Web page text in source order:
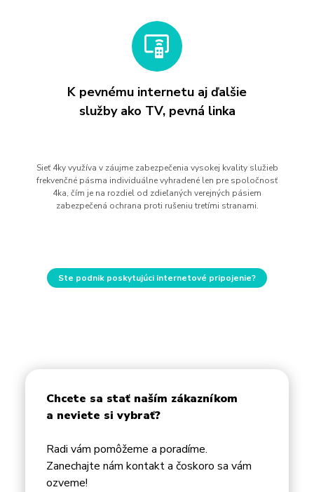
K pevnému internetu aj ďalšie
služby ako TV, pevná linka
Sieť 4ky využíva v záujme zabezpečenia vysokej kvality služieb
frekvenčné pásma individuálne vyhradené len pre spoločnosť
4ka, čím je na rozdiel od zdieľaných verejných pásiem
zabezpečená ochrana proti rušeniu tretími stranami.
Ste podnik poskytujúci internetové pripojenie?
Chcete sa stať naším zákazníkom
a neviete si vybrať?
Radi vám pomôžeme a poradíme.
Zanechajte nám kontakt a čoskoro sa vám
ozveme!